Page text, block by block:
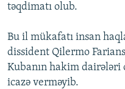
ARAŞDIRMA
MULTIMEDIA
VIDEO
FOTOQALEREYA
RADIO ARXIV
HAQQIMIZDA
təqdimatı olub.
Bu il mükafatı insan
dissident Qilermo
Kubanın hakim dairələri
icazə verməyib.